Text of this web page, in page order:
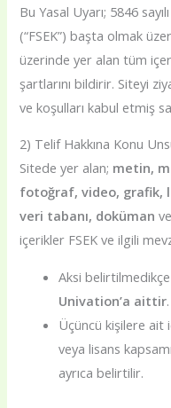
Bu Yasal Uyarı; 5846 sayılı
(“FSEK”) başta olmak
üzerinde yer alan tüm
şartlarını bildirir. Siteyi
ve koşulları kabul etmiş
2) Telif Hakkına Konu
Sitede yer alan; metin,
fotoğraf, video, grafik,
veri tabanı, doküman
içerikler FSEK ve ilgili
Aksi
Univation’a aittir.
Üçüncü kişilere ait
veya lisans
ayrıca belirtilir.